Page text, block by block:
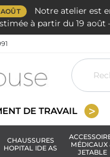
Notre atelier est
à partir du 19
DE TRAVAIL
CHAUSSURES
HOPITAL IDE AS
MÉDICAUX
JETABLE